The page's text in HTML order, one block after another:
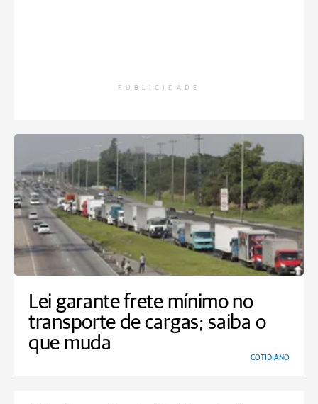
PUBLICIDADE
Lei garante frete mínimo no
transporte de cargas; saiba o
que muda
COTIDIANO